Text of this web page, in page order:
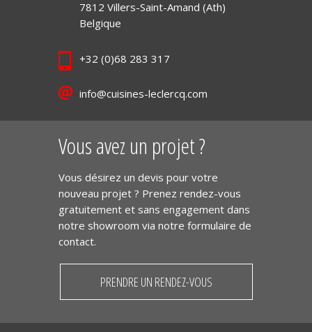
7812 Villers-Saint-Amand (Ath)
Belgique
+32 (0)68 283 317
info@cuisines-leclercq.com
Vous avez un projet ?
Vous désirez un devis pour votre
nouveau projet ? Prenez rendez-vous
gratuitement et sans engagement dans
notre showroom via notre formulaire de
contact.
PRENDRE UN RENDEZ-VOUS